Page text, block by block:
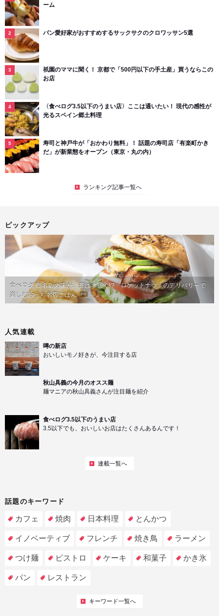
ーム
パン愛好家がおすすめするサックサクのクロワッサン5選
祇園のママに聞く！ 京都で「500円以下の手土産」買うならこの
お店
〈食べログ3.5以下のうまい店〉ここは通いたい！ 現代の感性が
光るスペイン郷土料理
寿司と神戸牛が「おかわり無料」！ 話題の寿司店「有楽町かき
だ」が新業態をオープン（東京・丸の内）
ランキング記事一覧へ
ピックアップ
食べログ 百名店の味が、並ばず届く!?「ロケットナウ」のデリバリーで
楽しむおうち名店ごはん PR
人気連載
噂の新店
おいしいモノ好きが、今注目する店
秋山具義の今月のオスス麺
麺マニアの秋山具義さんが注目麺を紹介
食べログ3.5以下のうまい店
3.5以下でも、おいしいお店はたくさんあるんです！
連載一覧へ
話題のキーワード
カフェ 焼肉 日本料理 とんかつ
イノベーティブ フレンチ 焼き鳥 ラーメン
つけ麺 ビストロ ケーキ 和菓子 かき氷
パン レストラン
キーワード一覧へ